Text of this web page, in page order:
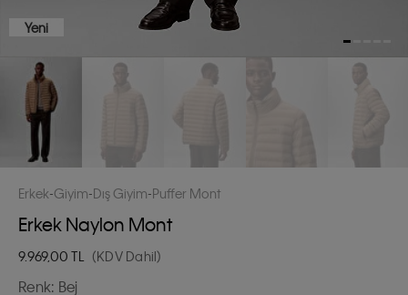
Yeni
Erkek Giyim Dış Giyim Puffer Mont
Erkek Naylon Mont
9.969,00 TL (KDV Dahil)
Renk: Bej